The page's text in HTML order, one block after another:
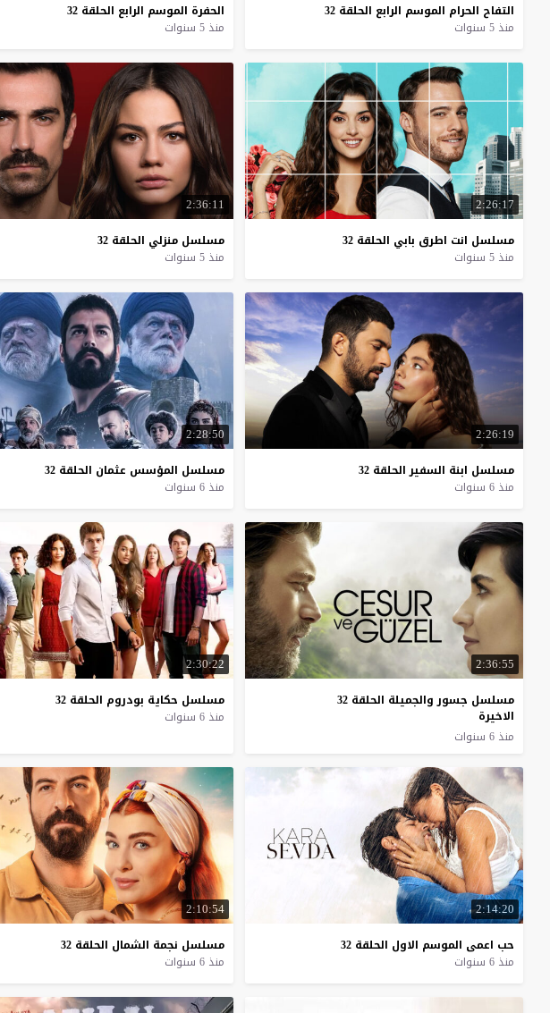
التفاح الحرام الموسم الرابع الحلقة 32
منذ 5 سنوات
الحفرة الموسم الرابع الحلقة 32
منذ 5 سنوات
2:26:17
مسلسل انت اطرق بابي الحلقة 32
منذ 5 سنوات
2:36:11
مسلسل منزلي الحلقة 32
منذ 5 سنوات
2:26:19
مسلسل ابنة السفير الحلقة 32
منذ 6 سنوات
2:28:50
مسلسل المؤسس عثمان الحلقة 32
منذ 6 سنوات
2:36:55
مسلسل جسور والجميلة الحلقة 32
الاخيرة
منذ 6 سنوات
2:30:22
مسلسل حكاية بودروم الحلقة 32
منذ 6 سنوات
2:14:20
حب اعمى الموسم الاول الحلقة 32
منذ 6 سنوات
2:10:54
مسلسل نجمة الشمال الحلقة 32
منذ 6 سنوات